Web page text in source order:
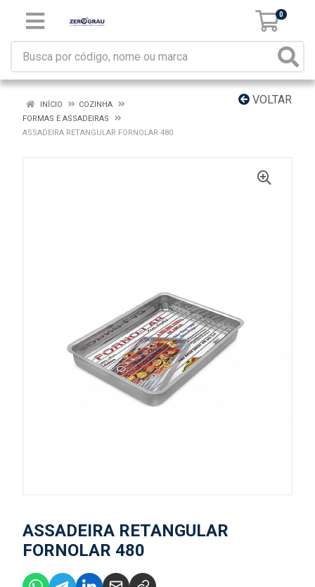
0
VOLTAR
INÍCIO
COZINHA
FORMAS E ASSADEIRAS
ASSADEIRA RETANGULAR FORNOLAR 480
ASSADEIRA RETANGULAR
FORNOLAR 480